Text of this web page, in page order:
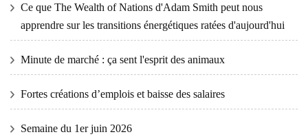
Ce que The Wealth of Nations d'Adam Smith peut nous
apprendre sur les transitions énergétiques ratées d'aujourd'hui
Minute de marché : ça sent l'esprit des animaux
Fortes créations d’emplois et baisse des salaires
Semaine du 1er juin 2026